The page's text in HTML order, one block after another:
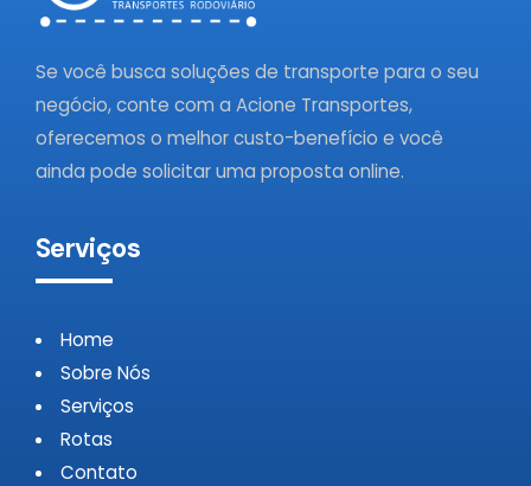
Se você busca soluções de transporte para o seu
negócio, conte com a Acione Transportes,
oferecemos o melhor custo-benefício e você
ainda pode solicitar uma proposta online.
Serviços
Home
Sobre Nós
Serviços
Rotas
Contato